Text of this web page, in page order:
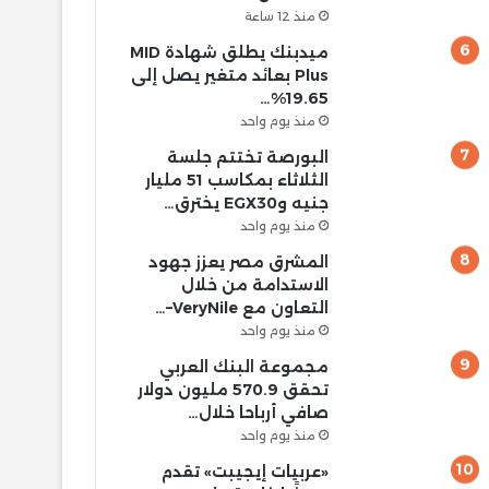
منذ 12 ساعة
ميدبنك يطلق شهادة MID
Plus بعائد متغير يصل إلى
19.65%…
منذ يوم واحد
البورصة تختتم جلسة
الثلاثاء بمكاسب 51 مليار
جنيه وEGX30 يخترق…
منذ يوم واحد
المشرق مصر يعزز جهود
الاستدامة من خلال
التعاون مع VeryNile–…
منذ يوم واحد
مجموعة البنك العربي
تحقق 570.9 مليون دولار
صافي أرباحا خلال…
منذ يوم واحد
«عربيات إيجيبت» تقدم